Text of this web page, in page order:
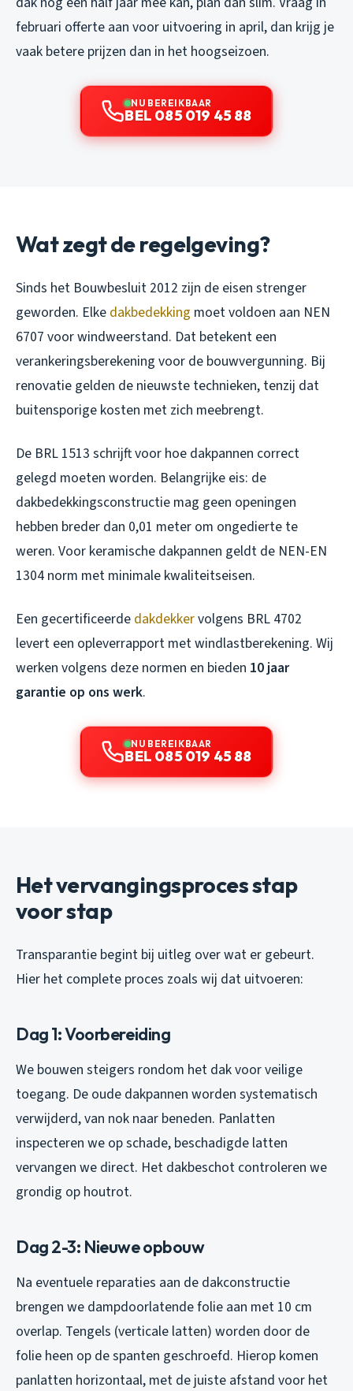
februari offerte aan voor uitvoering in april, dan krijg je
vaak betere prijzen dan in het hoogseizoen.
NU BEREIKBAAR
BEL 085 019 45 88
Wat zegt de regelgeving?
Sinds het Bouwbesluit 2012 zijn de eisen strenger
geworden. Elke dakbedekking moet voldoen aan NEN
6707 voor windweerstand. Dat betekent een
verankeringsberekening voor de bouwvergunning. Bij
renovatie gelden de nieuwste technieken, tenzij dat
buitensporige kosten met zich meebrengt.
De BRL 1513 schrijft voor hoe dakpannen correct
gelegd moeten worden. Belangrijke eis: de
dakbedekkingsconstructie mag geen openingen
hebben breder dan 0,01 meter om ongedierte te
weren. Voor keramische dakpannen geldt de NEN-EN
1304 norm met minimale kwaliteitseisen.
Een gecertificeerde dakdekkervolgens BRL 4702
levert een opleverrapport met windlastberekening. Wij
werken volgens deze normen en bieden 10 jaar
garantie op ons werk.
NU BEREIKBAAR
BEL 085 019 45 88
Het vervangingsproces stap
voor stap
Transparantie begint bij uitleg over wat er gebeurt.
Hier het complete proces zoals wij dat uitvoeren:
Dag 1: Voorbereiding
We bouwen steigers rondom het dak voor veilige
toegang. De oude dakpannen worden systematisch
verwijderd, van nok naar beneden. Panlatten
inspecteren we op schade, beschadigde latten
vervangen we direct. Het dakbeschot controleren we
grondig op houtrot.
Dag 2-3: Nieuwe opbouw
Na eventuele reparaties aan de dakconstructie
brengen we dampdoorlatende folie aan met 10 cm
overlap. Tengels (verticale latten) worden door de
folie heen op de spanten geschroefd. Hierop komen
panlatten horizontaal, met de juiste afstand voor het